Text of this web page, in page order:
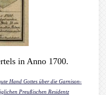
in Anno 1700.
Hand Gottes über die Garnison-
Preußischen Residentz